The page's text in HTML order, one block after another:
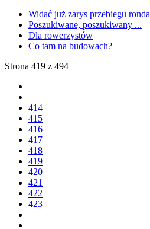
Widać już zarys przebiegu ronda
Poszukiwane, poszukiwany ...
Dla rowerzystów
Co tam na budowach?
Strona 419 z 494
414
415
416
417
418
419
420
421
422
423